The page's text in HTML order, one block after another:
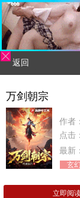
返回
万剑朝宗
作者
点击
最新：
玄
立即阅